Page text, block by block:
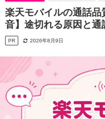
楽天モバイルの通話
音】途切れる原因と
PR 2026年8月9日